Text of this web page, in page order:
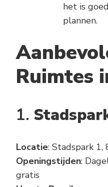
het is
plannen.
Ruimtes
1.
Locatie: Stadspark
Openingstijden:
gratis